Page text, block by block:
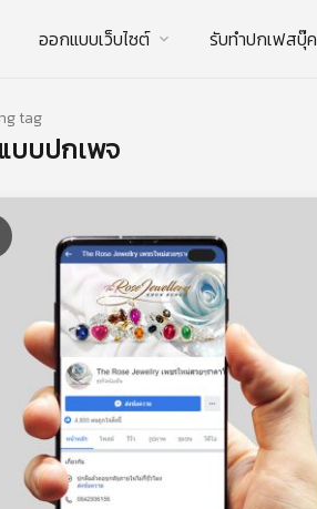
ออกแบบเว็บไซต์ รับทําปกเฟสบุ๊ค
tag
บบปกเพจ